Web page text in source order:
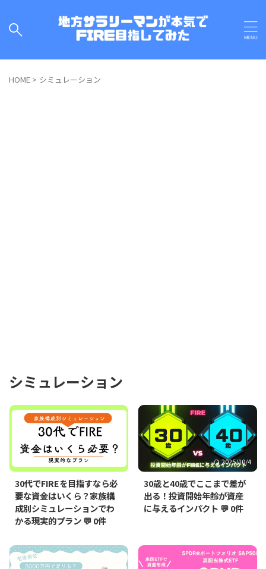
HOME > シミュレーション
シミュレーション
30代でFIREを目指すなら必
要な資金はいくら？家族構
成別シミュレーションでわ
かる現実的プラン💬 0件
2025/10/4
30歳と40歳でここまで差が
出る！投資開始年齢が資産
に与えるインパクト 💬 0件